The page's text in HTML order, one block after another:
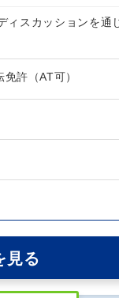
ィスカッションを通
許（AT可）
見る